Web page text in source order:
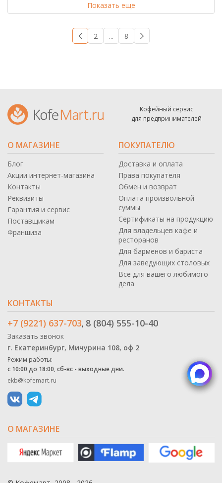
Показать еще
1 2 ... 8 →
Кофейный сервис
для предпринимателей
О МАГАЗИНЕ
Блог
Акции интернет-магазина
Контакты
Реквизиты
Гарантия и сервис
Поставщикам
Франшиза
ПОКУПАТЕЛЮ
Доставка и оплата
Права покупателя
Обмен и возврат
Оплата произвольной
суммы
Сертификаты на продукцию
Для владельцев кафе и
ресторанов
Для барменов и бариста
Для заведующих столовых
Все для вашего любимого
дела
КОНТАКТЫ
+7 (9221) 637-703, 8 (804) 555-10-40
Заказать звонок
г. Екатеринбург, Мичурина 108, оф 2
Режим работы:
с 10:00 до 18:00, сб-вс - выходные дни.
ekb@kofemart.ru
О МАГАЗИНЕ